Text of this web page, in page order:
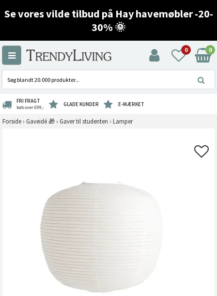
Se vores vilde tilbud på Hay havemøbler -20-
30% 🌞
0 0
FRI FRAGT
køb over 699,- GLADE KUNDER E-MÆRKET
Forside › Gaveidé 🎁 › Gaver til studenten › Lamper